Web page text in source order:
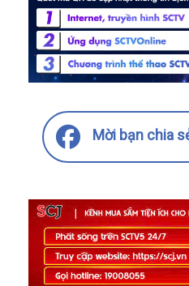
Mời bạn chia